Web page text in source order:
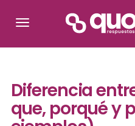
Diferencia
que, porqué y